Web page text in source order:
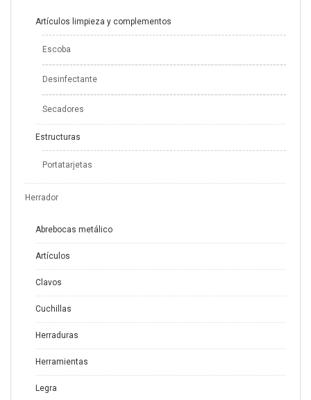
Artículos limpieza y complementos
Escoba
Desinfectante
Secadores
Estructuras
Portatarjetas
Herrador
Abrebocas metálico
Artículos
Clavos
Cuchillas
Herraduras
Herramientas
Legra